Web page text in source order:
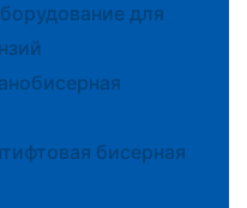
для
бисерная